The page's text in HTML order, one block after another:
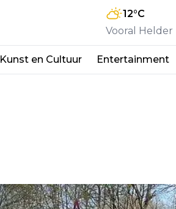
12°C
Vooral Helder
Kunst en Cultuur Entertainment